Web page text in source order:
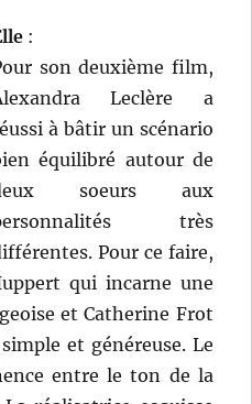
:
son deuxième film,
Leclère a
à bâtir un scénario
équilibré autour de
soeurs aux
très
Pour ce faire,
qui incarne une
et Catherine Frot
et généreuse. Le
entre le ton de la